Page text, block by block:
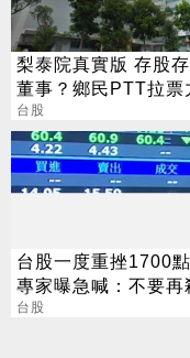
梨泰院真實版 存股
董事？鄉民PTT拉票
公司派
台股
台股一度重挫1700點
專家曝急喊：不要再
台股